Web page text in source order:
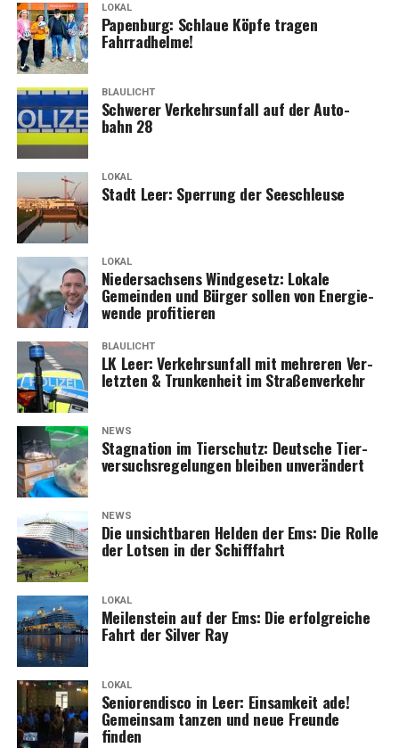
LOKAL
Papen­burg: Schlaue Köp­fe tra­gen
Fahrradhelme!
BLAULICHT
Schwe­rer Ver­kehrs­un­fall auf der Auto­
bahn 28
LOKAL
Stadt Leer: Sper­rung der Seeschleuse
LOKAL
Nie­der­sach­sens Wind­ge­setz: Loka­le
Gemein­den und Bür­ger sol­len von Ener­gie­
wen­de profitieren
BLAULICHT
LK Leer: Ver­kehrs­un­fall mit meh­re­ren Ver­
letz­ten & Trun­ken­heit im Straßenverkehr
NEWS
Sta­gna­ti­on im Tier­schutz: Deut­sche Tier­
ver­suchs­re­ge­lun­gen blei­ben unverändert
NEWS
Die unsicht­ba­ren Hel­den der Ems: Die Rol­le
der Lot­sen in der Schifffahrt
LOKAL
Mei­len­stein auf der Ems: Die erfolg­rei­che
Fahrt der Sil­ver Ray
LOKAL
Senio­ren­dis­co in Leer: Ein­sam­keit ade!
Gemein­sam tan­zen und neue Freun­de
finden